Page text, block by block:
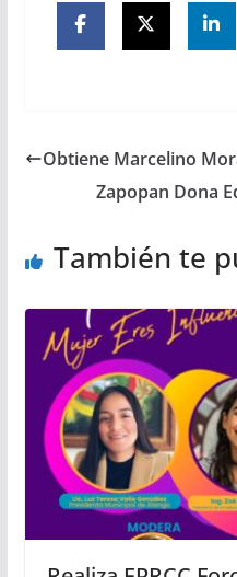
Obtiene Marcelino
Zapopan Dona
También te